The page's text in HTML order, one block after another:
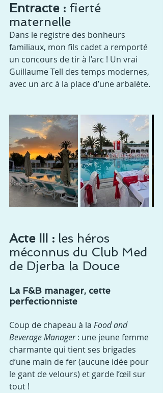
Entracte : fierté
maternelle
Dans le registre des bonheurs
familiaux, mon fils cadet a remporté
un concours de tir à l’arc ! Un vrai
Guillaume Tell des temps modernes,
avec un arc à la place d’une arbalète.
Acte III : les héros
méconnus du Club Med
de Djerba la Douce
La F&B manager, cette
perfectionniste
Coup de chapeau à la Food and
Beverage Manager : une jeune femme
charmante qui tient ses brigades
d’une main de fer (aucune idée pour
le gant de velours) et garde l’œil sur
tout !